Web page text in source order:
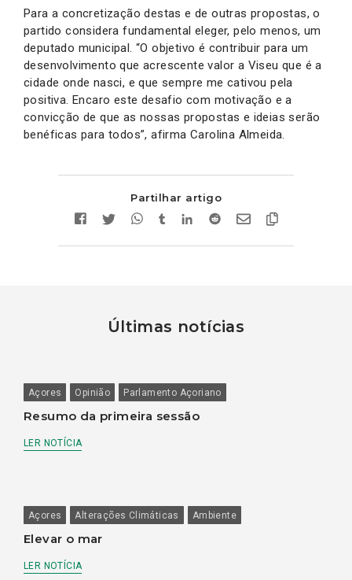
Para a concretização destas e de outras propostas, o
partido considera fundamental eleger, pelo menos, um
deputado municipal. “O objetivo é contribuir para um
desenvolvimento que acrescente valor a Viseu que é a
cidade onde nasci, e que sempre me cativou pela
positiva. Encaro este desafio com motivação e a
convicção de que as nossas propostas e ideias serão
benéficas para todos”, afirma Carolina Almeida.
Partilhar artigo
Últimas notícias
Açores Opinião Parlamento Açoriano
Resumo da primeira sessão
LER NOTÍCIA
Açores Alterações Climáticas Ambiente
Elevar o mar
LER NOTÍCIA